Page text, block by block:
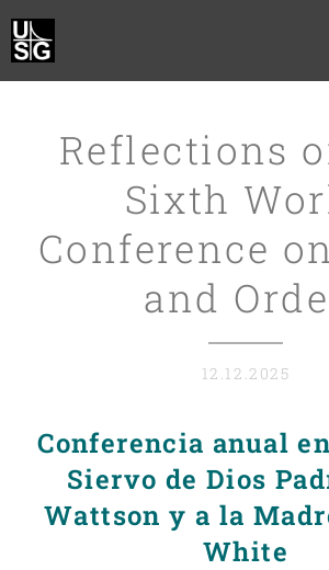
Reflections
Sixth
Conference
and
12.12.2025
Conferencia anual
Siervo de Dios
Wattson y a la
White